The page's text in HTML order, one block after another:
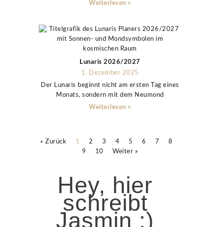
Hey, hier
schreibt
Jasmin :)
Weiterlesen »
Lunaris 2026/2027
1. Dezember 2025
Der Lunaris beginnt nicht am ersten Tag eines
Monats, sondern mit dem Neumond
Weiterlesen »
« Zurück 1 2 3 4 5 6 7
8
9
10 Weiter »